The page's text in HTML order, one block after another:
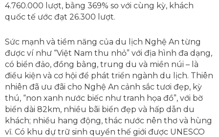
4.760.000 lượt, bằng 369% so với cùng kỳ, khách
quốc tế ước đạt 26.300 lượt.
Sức mạnh và tiềm năng của du lịch Nghệ An từng
được ví như “Việt Nam thu nhỏ” với địa hình đa dạng,
có biển đảo, đồng bằng, trung du và miền núi – là
điều kiện và cơ hội để phát triển ngành du lịch. Thiên
nhiên đã ưu đãi cho Nghệ An cảnh sắc tươi đẹp, kỳ
thú, “non xanh nước biếc như tranh họa đồ”, với bờ
biển dài 82km, nhiều bãi biển đẹp và hấp dẫn du
khách; nhiều hang động, thác nước nên thơ và hùng
vĩ. Có khu dự trữ sinh quyển thế giới được UNESCO